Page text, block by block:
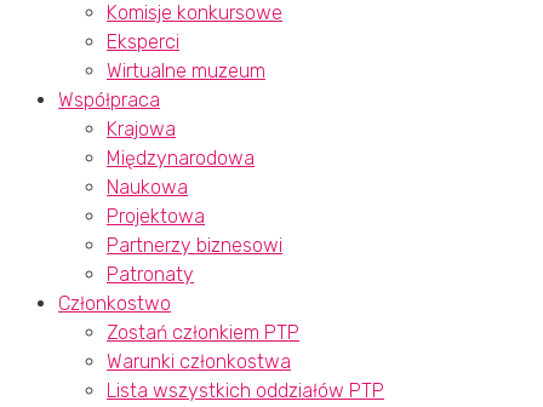
Komisje konkursowe
Eksperci
Wirtualne muzeum
Współpraca
Krajowa
Międzynarodowa
Naukowa
Projektowa
Partnerzy biznesowi
Patronaty
Członkostwo
Zostań członkiem PTP
Warunki członkostwa
Lista wszystkich oddziałów PTP